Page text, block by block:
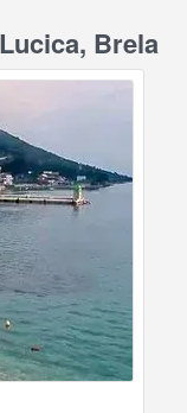
Brela